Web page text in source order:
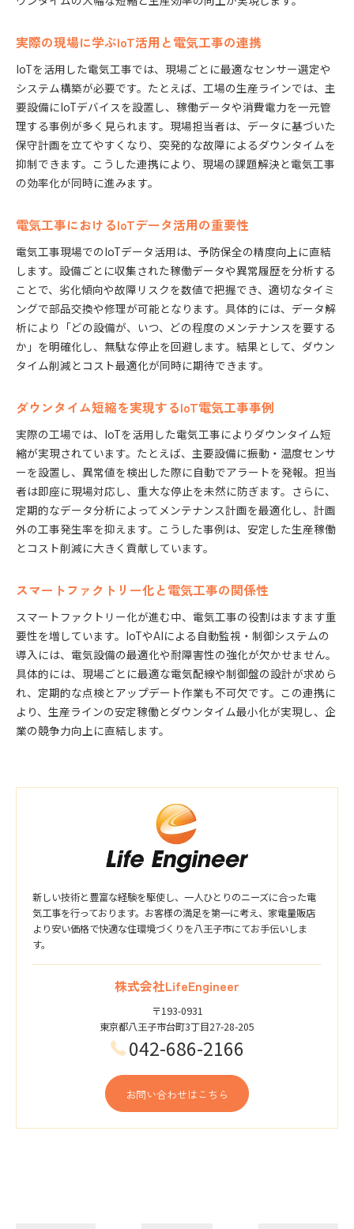
実際の現場に学ぶIoT活用と電気工事の連携
IoTを活用した電気工事では、現場ごとに最適なセンサー選定や
システム構築が必要です。たとえば、工場の生産ラインでは、主
要設備にIoTデバイスを設置し、稼働データや消費電力を一元管
理する事例が多く見られます。現場担当者は、データに基づいた
保守計画を立てやすくなり、突発的な故障によるダウンタイムを
抑制できます。こうした連携により、現場の課題解決と電気工事
の効率化が同時に進みます。
電気工事におけるIoTデータ活用の重要性
電気工事現場でのIoTデータ活用は、予防保全の精度向上に直結
します。設備ごとに収集された稼働データや異常履歴を分析する
ことで、劣化傾向や故障リスクを数値で把握でき、適切なタイミ
ングで部品交換や修理が可能となります。具体的には、データ解
析により「どの設備が、いつ、どの程度のメンテナンスを要する
か」を明確化し、無駄な停止を回避します。結果として、ダウン
タイム削減とコスト最適化が同時に期待できます。
ダウンタイム短縮を実現するIoT電気工事事例
実際の工場では、IoTを活用した電気工事によりダウンタイム短
縮が実現されています。たとえば、主要設備に振動・温度センサ
ーを設置し、異常値を検出した際に自動でアラートを発報。担当
者は即座に現場対応し、重大な停止を未然に防ぎます。さらに、
定期的なデータ分析によってメンテナンス計画を最適化し、計画
外の工事発生率を抑えます。こうした事例は、安定した生産稼働
とコスト削減に大きく貢献しています。
スマートファクトリー化と電気工事の関係性
スマートファクトリー化が進む中、電気工事の役割はますます重
要性を増しています。IoTやAIによる自動監視・制御システムの
導入には、電気設備の最適化や耐障害性の強化が欠かせません。
具体的には、現場ごとに最適な電気配線や制御盤の設計が求めら
れ、定期的な点検とアップデート作業も不可欠です。この連携に
より、生産ラインの安定稼働とダウンタイム最小化が実現し、企
業の競争力向上に直結します。
新しい技術と豊富な経験を駆使し、一人ひとりのニーズに合った電
気工事を行っております。お客様の満足を第一に考え、家電量販店
より安い価格で快適な住環境づくりを八王子市にてお手伝いしま
す。
株式会社LifeEngineer
〒193-0931
東京都八王子市台町3丁目27-28-205
042-686-2166
お問い合わせはこちら